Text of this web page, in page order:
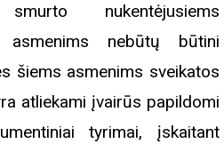
nukentėjusiems
asmenims nebūtų būtini
šiems asmenims sveikatos
atliekami įvairūs papildomi
tyrimai, įskaitant